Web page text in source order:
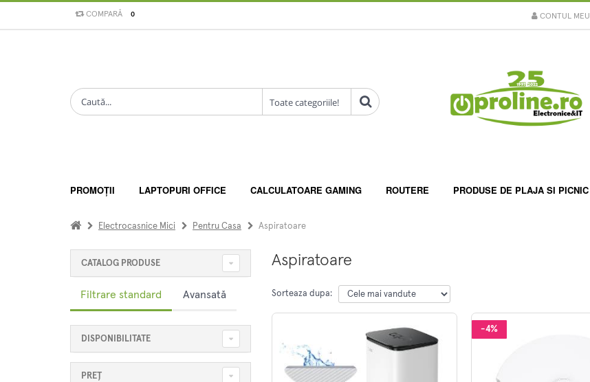
COMPARĂ 0 CONTUL MEU
PROMOȚII LAPTOPURI OFFICE CALCULATOARE GAMING ROUTERE PRODUSE DE PLAJA SI PICNIC
Electrocasnice Mici Pentru Casa Aspiratoare
CATALOG PRODUSE
Filtrare standard Avansată
DISPONIBILITATE
PREȚ
Aspiratoare
Sorteaza dupa:
-4%